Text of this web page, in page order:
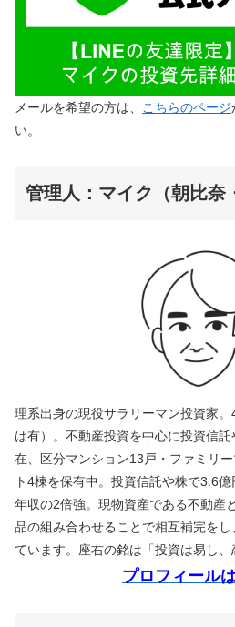
メールを希望の方は、 こちらのページ
い。
管理人：マイク（朝比奈
理系出身の現役サラリーマン投資家。
は有）。不動産投資を中心に投資信
在、区分マンション13戸・ファミリ
ト4棟を保有中。投資信託や株で3.6
年収の2倍強。現物資産である不動産
品の組み合わせることで相互補完を
ています。座右の銘は「投資は易し、
プロフィール